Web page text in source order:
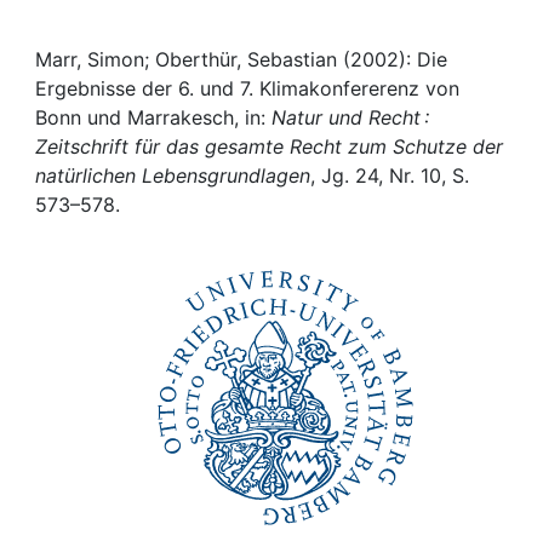
Awards
My FIS
Help
Marr, Simon; Oberthür, Sebastian (2002): Die
Ergebnisse der 6. und 7. Klimakonfererenz von
Bonn und Marrakesch, in: Natur und Recht :
Zeitschrift für das gesamte Recht zum Schutze der
natürlichen Lebensgrundlagen, Jg. 24, Nr. 10, S.
573–578.